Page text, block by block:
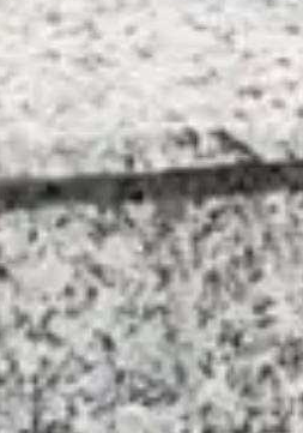
do site:
sexta das 09h até às
no site, entre em
de Uso
Conosco